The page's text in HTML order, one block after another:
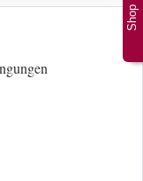
Shop